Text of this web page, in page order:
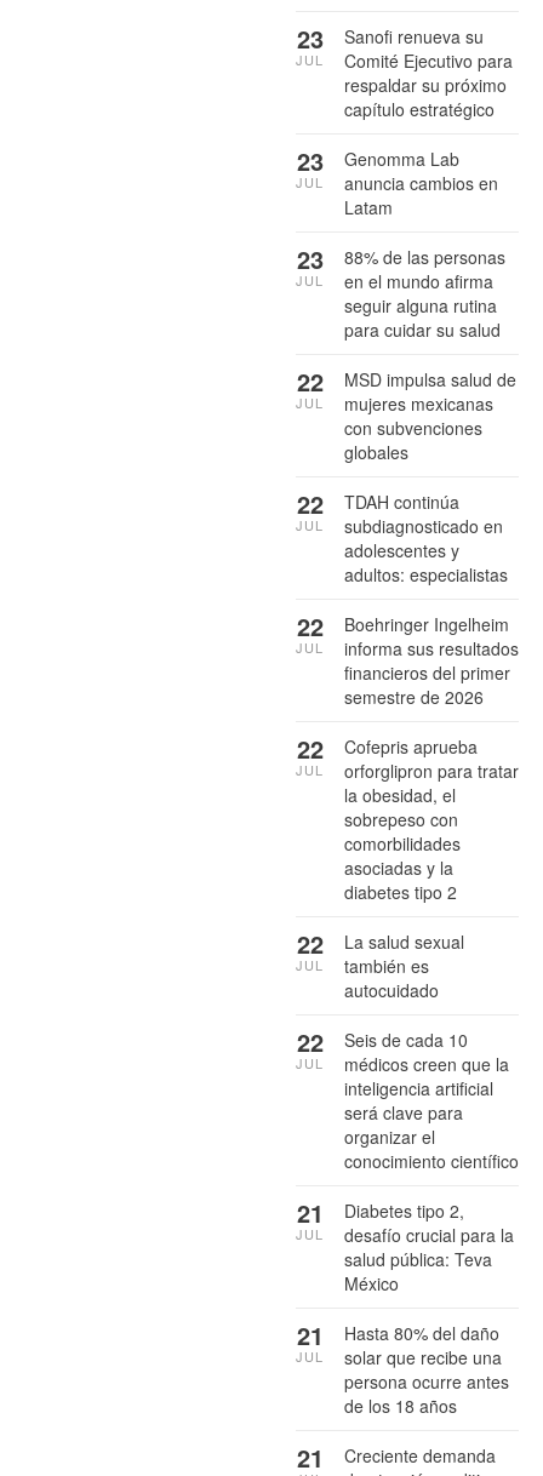
Sanofi renueva su
Comité Ejecutivo para
respaldar su próximo
capítulo estratégico
23
JUL
Genomma Lab
anuncia cambios en
Latam
23
JUL
88% de las personas
en el mundo afirma
seguir alguna rutina
para cuidar su salud
23
JUL
MSD impulsa salud de
mujeres mexicanas
con subvenciones
globales
22
JUL
TDAH continúa
subdiagnosticado en
adolescentes y
adultos: especialistas
22
JUL
Boehringer Ingelheim
informa sus resultados
financieros del primer
semestre de 2026
22
JUL
Cofepris aprueba
orforglipron para tratar
la obesidad, el
sobrepeso con
comorbilidades
asociadas y la
diabetes tipo 2
22
JUL
La salud sexual
también es
autocuidado
22
JUL
Seis de cada 10
médicos creen que la
inteligencia artificial
será clave para
organizar el
conocimiento científico
22
JUL
Diabetes tipo 2,
desafío crucial para la
salud pública: Teva
México
21
JUL
Hasta 80% del daño
solar que recibe una
persona ocurre antes
de los 18 años
21
JUL
Creciente demanda
21